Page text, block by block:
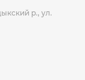
р., ул.